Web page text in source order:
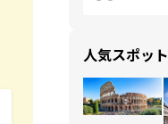
人気スポット